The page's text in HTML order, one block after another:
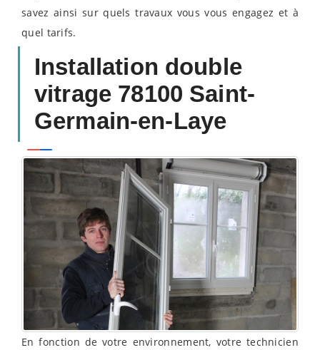
savez ainsi sur quels travaux vous vous engagez et à
quel tarifs.
Installation double
vitrage 78100 Saint-
Germain-en-Laye
En fonction de votre environnement, votre technicien